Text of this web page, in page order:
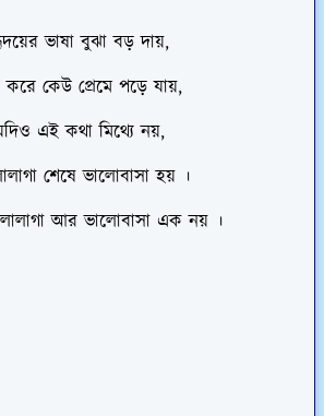
ভাষা বুঝা বড় দায়,
কেউ প্রেমে পড়ে যায়,
এই কথা মিথ্যে নয়,
শেষে ভালোবাসা হয় ।
আর ভালোবাসা এক নয় ।